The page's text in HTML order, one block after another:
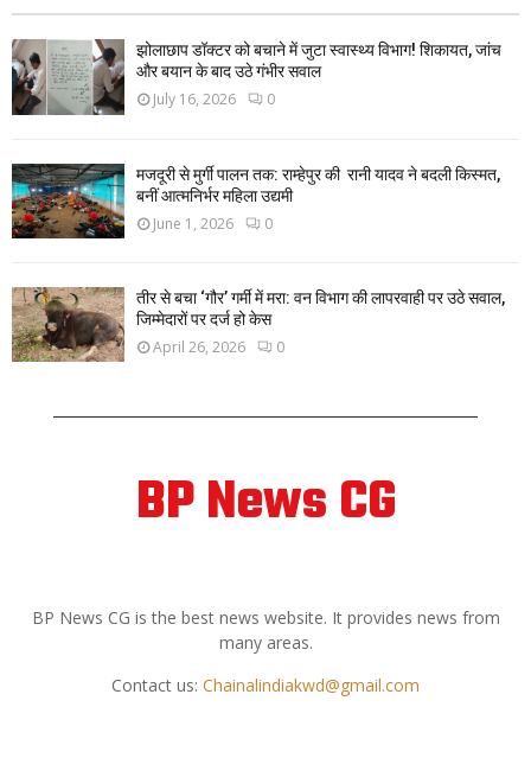
झोलाछाप डॉक्टर को बचाने में जुटा स्वास्थ्य विभाग! शिकायत, जांच
और बयान के बाद उठे गंभीर सवाल
July 16, 2026 0
मजदूरी से मुर्गी पालन तक: राम्हेपुर की रानी यादव ने बदली किस्मत,
बनीं आत्मनिर्भर महिला उद्यमी
June 1, 2026 0
तीर से बचा ‘गौर’ गर्मी में मरा: वन विभाग की लापरवाही पर उठे सवाल,
जिम्मेदारों पर दर्ज हो केस
April 26, 2026 0
BP News CG
BP News CG is the best news website. It provides news from
many areas.
Contact us: Chainalindiakwd@gmail.com